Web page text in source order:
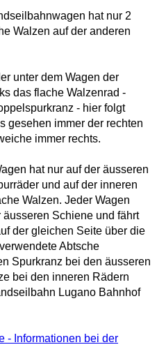
hat nur 2
Walzen auf der anderen
unter dem Wagen der
das flache Walzenrad -
- hier folgt
gesehen immer der rechten
immer rechts.
hat nur auf der äusseren
und auf der inneren
Walzen. Jeder Wagen
äusseren Schiene und fährt
der gleichen Seite über die
Abtsche
Spurkranz bei den äusseren
bei den inneren Rädern
Lugano Bahnhof
- Informationen bei der